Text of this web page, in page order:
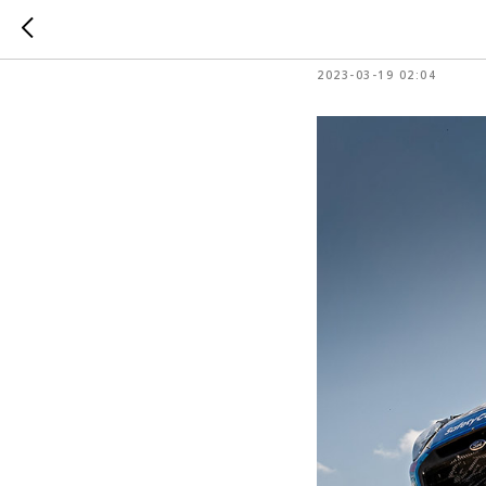
Ралли
2023-03-19 02:04